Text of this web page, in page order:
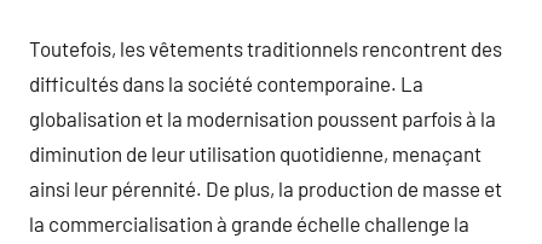
Toutefois, les vêtements traditionnels rencontrent des
difficultés dans la société contemporaine. La
globalisation et la modernisation poussent parfois à la
diminution de leur utilisation quotidienne, menaçant
ainsi leur pérennité. De plus, la production de masse et
la commercialisation à grande échelle challenge la